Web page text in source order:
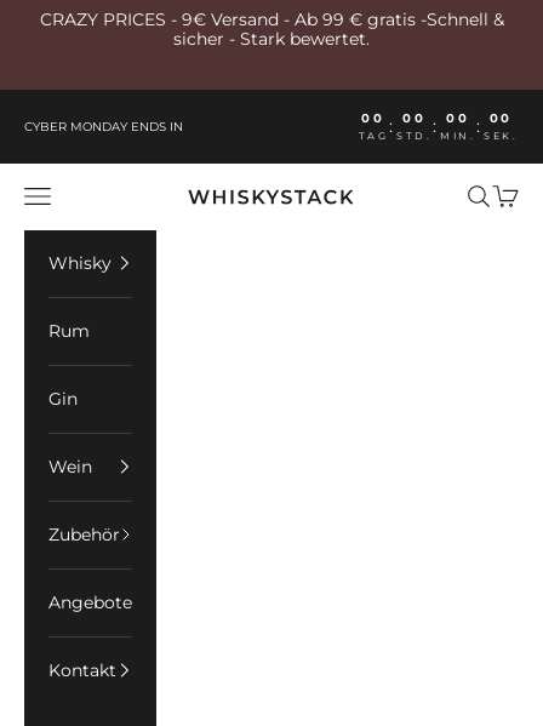
Zum Inhalt springen
CRAZY PRICES - 9€ Versand - Ab 99 € gratis -Schnell &
sicher - Stark bewertet.
CYBER MONDAY ENDS IN 00
TAG : 00
STD. : 00
MIN. : 00
SEK.
Whiskystack Germany
Menü Suchen
Whisky
Rum
Gin
Wein
Zubehör
Angebote
Kontakt